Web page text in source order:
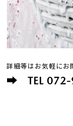
詳細等はお気軽にお
➡ TEL 072-